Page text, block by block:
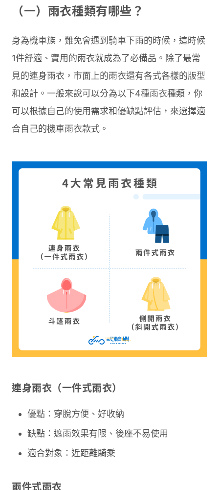
（一）雨衣種類有哪些？
身為機車族，難免會遇到騎車下雨的時候，這時候
1件舒適、實用的雨衣就成為了必備品。除了最常
見的連身雨衣，市面上的雨衣還有各式各樣的版型
和設計。一般來說可以分為以下4種雨衣種類，你
可以根據自己的使用需求和優缺點評估，來選擇適
合自己的機車雨衣款式。
連身雨衣（一件式雨衣）
優點：穿脫方便、好收納
缺點：遮雨效果有限、後座不易使用
適合對象：近距離騎乘
兩件式雨衣